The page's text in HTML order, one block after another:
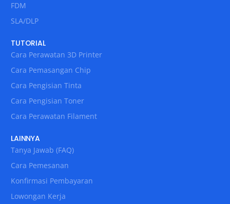
FDM
SLA/DLP
TUTORIAL
Cara Perawatan 3D Printer
Cara Pemasangan Chip
Cara Pengisian Tinta
Cara Pengisian Toner
Cara Perawatan Filament
LAINNYA
Tanya Jawab (FAQ)
Cara Pemesanan
Konfirmasi Pembayaran
Lowongan Kerja